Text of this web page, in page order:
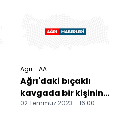
Ağrı - AA
Ağrı'daki bıçaklı
kavgada bir kişinin
öldürülmesine ilişkin
02 Temmuz 2023 - 16:00